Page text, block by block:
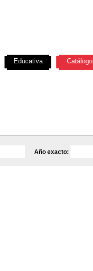
Año exacto:
Educativa Catálogo